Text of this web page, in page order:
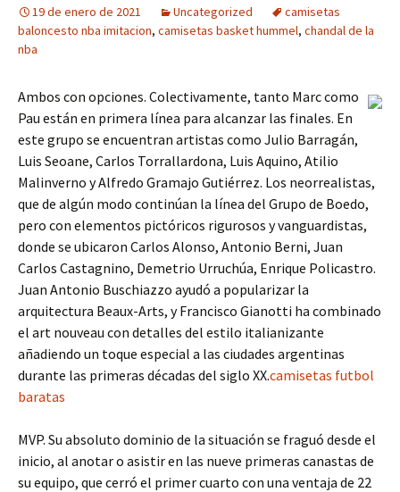
19 de enero de 2021 Uncategorized
camisetas
baloncesto nba imitacion, camisetas basket hummel, chandal de la
nba
Ambos con opciones. Colectivamente, tanto Marc como
Pau están en primera línea para alcanzar las finales. En
este grupo se encuentran artistas como Julio Barragán,
Luis Seoane, Carlos Torrallardona, Luis Aquino, Atilio
Malinverno y Alfredo Gramajo Gutiérrez. Los neorrealistas,
que de algún modo continúan la línea del Grupo de Boedo,
pero con elementos pictóricos rigurosos y vanguardistas,
donde se ubicaron Carlos Alonso, Antonio Berni, Juan
Carlos Castagnino, Demetrio Urruchúa, Enrique Policastro.
Juan Antonio Buschiazzo ayudó a popularizar la
arquitectura Beaux-Arts, y Francisco Gianotti ha combinado
el art nouveau con detalles del estilo italianizante
añadiendo un toque especial a las ciudades argentinas
durante las primeras décadas del siglo XX.camisetas futbol
baratas
MVP. Su absoluto dominio de la situación se fraguó desde el
inicio, al anotar o asistir en las nueve primeras canastas de
su equipo, que cerró el primer cuarto con una ventaja de 22